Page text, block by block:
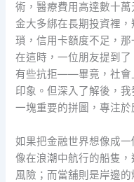
術，醫療費用高達數十
金大多綁在長期投資裡
瑣，信用卡額度不足，
在這時，一位朋友提到了
有些抗拒——畢竟，社會
印象。但深入了解後，
一塊重要的拼圖，專注
如果把金融世界想像成
像在浪潮中航行的船隻
風險；而當舖則是岸邊